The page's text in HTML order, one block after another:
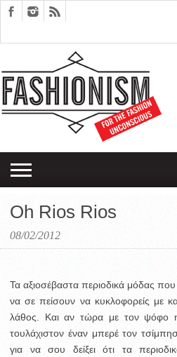
EDITORIALS
COUPLES
THERAPY
SARTORIAGRAM
Oh Rios Rios
08/02/2012
Τα αξιοσέβαστα περιοδικά μόδας
να σε πείσουν να κυκλοφορείς με
λάθος. Και αν τώρα με τον ψόφο η
τουλάχιστον έναν μπερέ τον
για να σου δείξει ότι τα